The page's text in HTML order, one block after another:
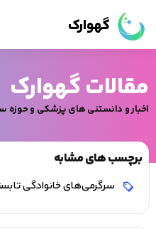
گهوارک
مقالات گهوارک
اخبار و دانستنی های پزشکی و حوزه
برچسب های مشابه
سرگرمی‌های خانوادگی